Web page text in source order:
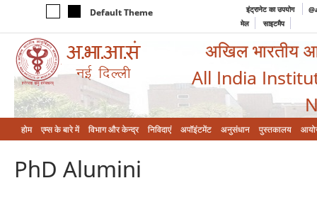
Default Theme इंट्रानेट का उपयोग
मेल
साइटमैप
अखिल भारतीय
All India
होम एम्‍स के बारे में विभाग और केन्‍द्र निविदाएं अपॉइंटमेंट अनुसंधान पुस्तकालय
PhD Alumini